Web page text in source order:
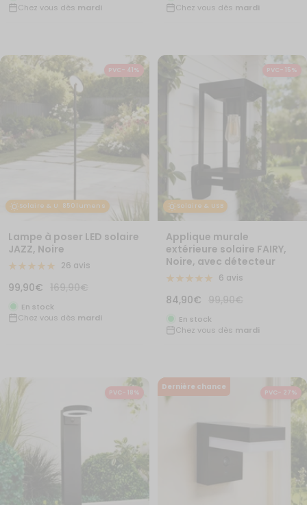
vente
Chez vous dès mardi
vente
Chez vous dès mardi
Solaire & USB850 lumens
PVC- 41%
Lampe à poser LED solaire
JAZZ, Noire
26 avis
Prix
de
vente
99,90€
Prix
normal
169,90€
En stock
Chez vous dès mardi
Solaire & USB
PVC- 15%
Applique murale
extérieure solaire FAIRY,
Noire, avec détecteur
6 avis
Prix
de
vente
84,90€
Prix
normal
99,90€
En stock
Chez vous dès mardi
PVC- 18%
Dernière chance
PVC- 27%